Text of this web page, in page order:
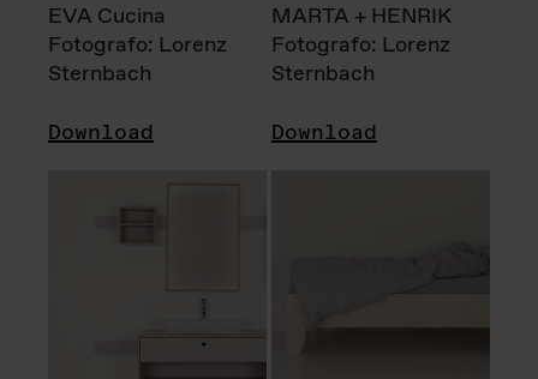
EVA Cucina
Fotografo: Lorenz
Sternbach
Download
MARTA + HENRIK
Fotografo: Lorenz
Sternbach
Download